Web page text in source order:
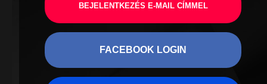
BEJELENTKEZÉS E-MAIL CÍMMEL
FACEBOOK LOGIN